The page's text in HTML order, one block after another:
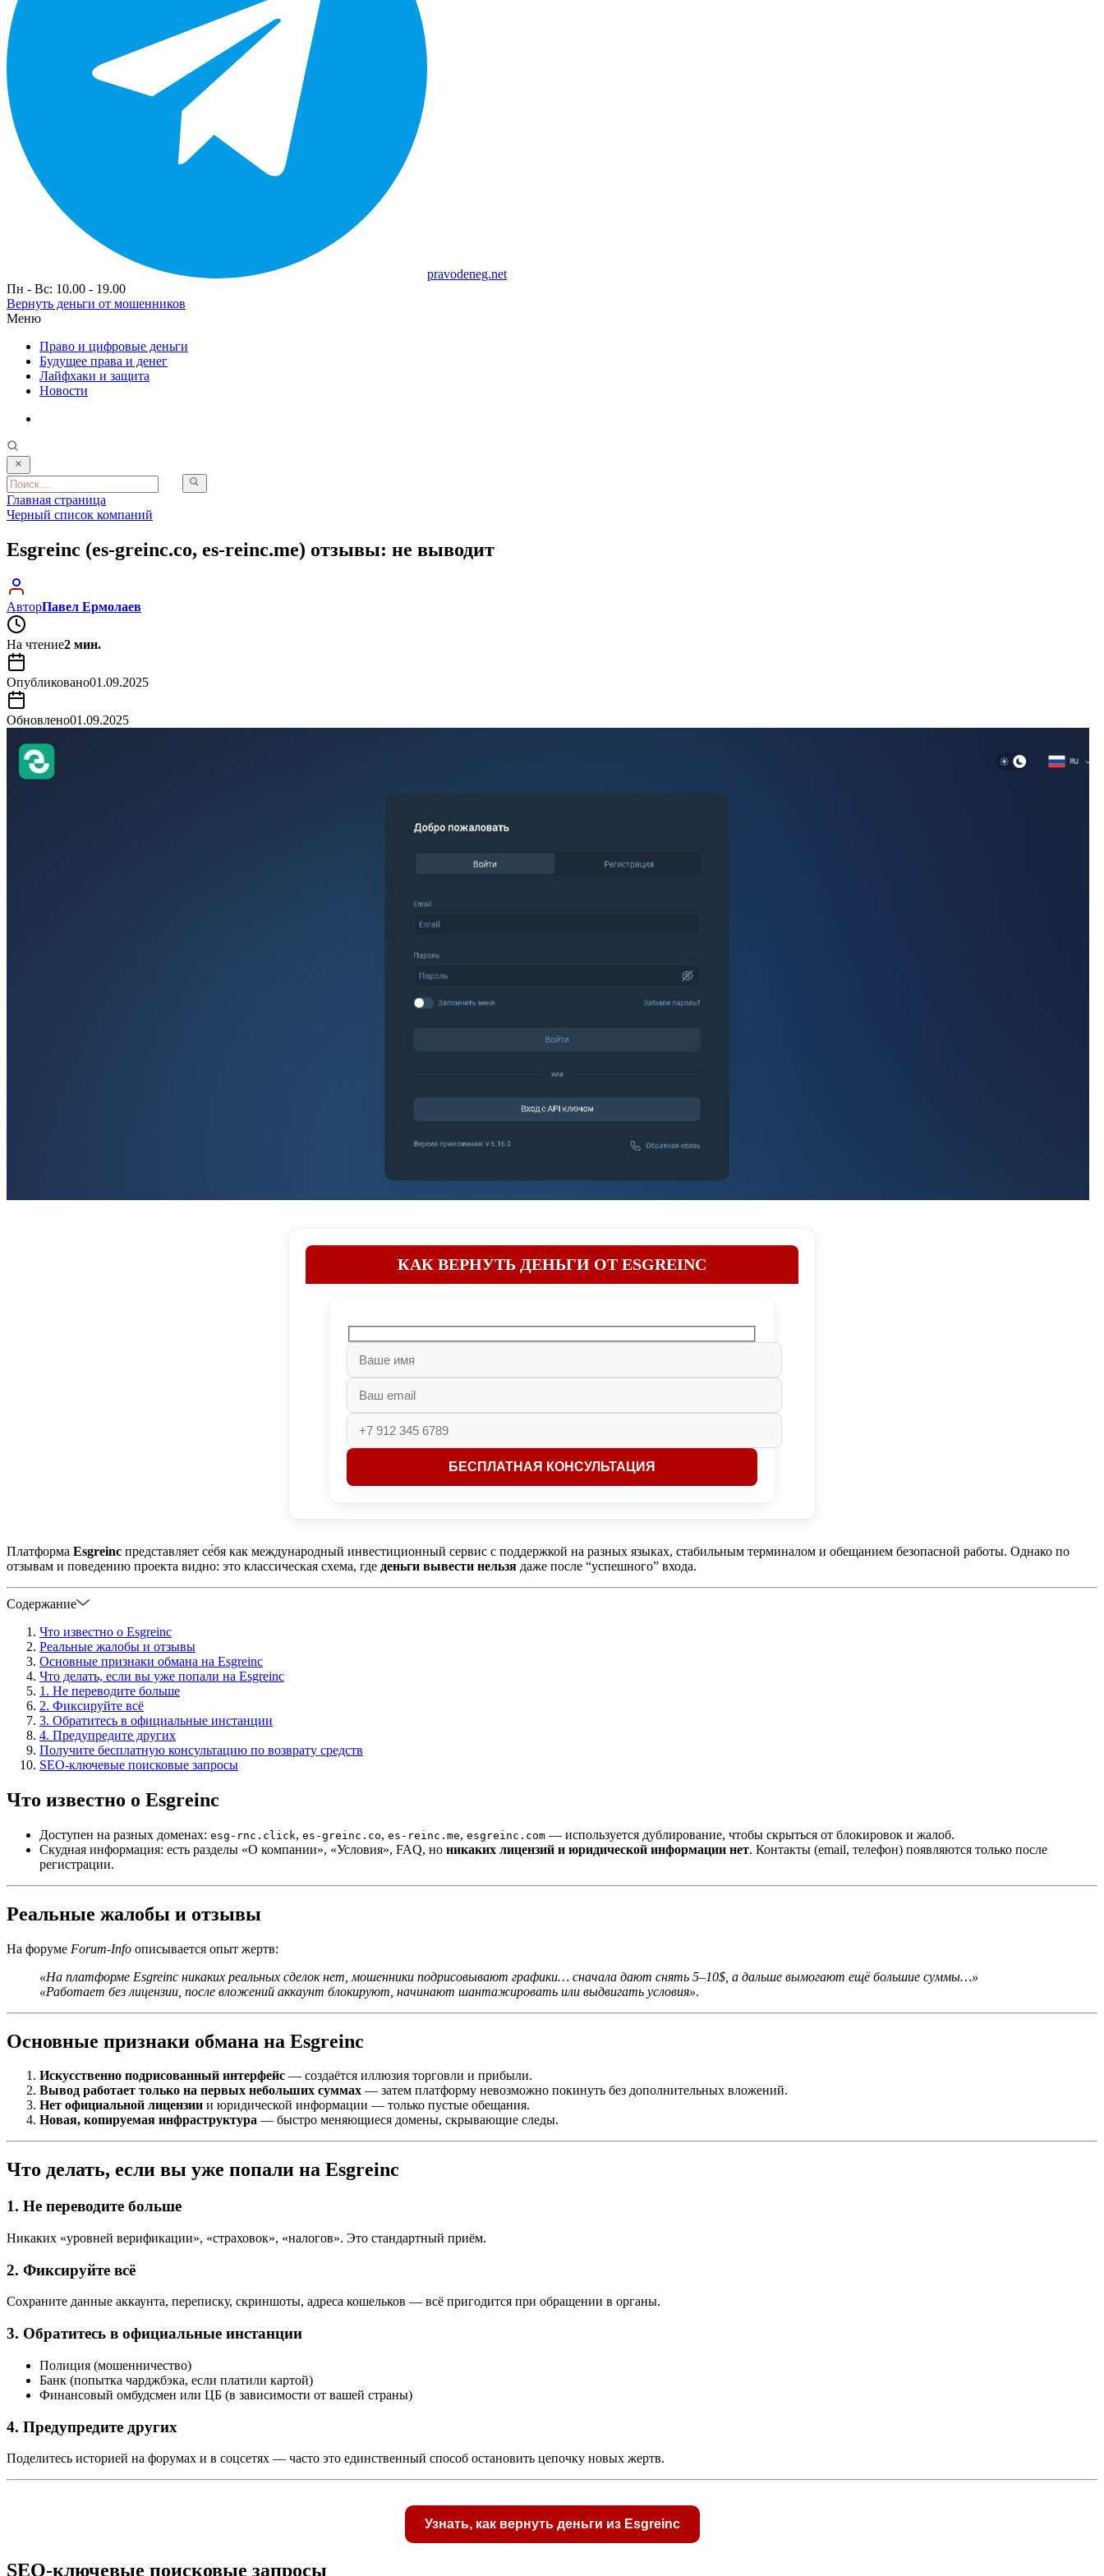
pravodeneg.net
Пн - Вс: 10.00 - 19.00
Вернуть деньги от мошенников
Меню
Право и цифровые деньги
Будущее права и денег
Лайфхаки и защита
Новости
Главная страница
Черный список компаний
Esgreinc (es‑greinc.co, es‑reinc.me) отзывы: не выводит
АвторПавел Ермолаев
На чтение2 мин.
Опубликовано01.09.2025
Обновлено01.09.2025
КАК ВЕРНУТЬ ДЕНЬГИ ОТ ESGREINC
Платформа Esgreinc представляет се́бя как международный инвестиционный сервис с поддержкой на разных языках, стабильным терминалом и обещанием безопасной работы. Однако по
отзывам и поведению проекта видно: это классическая схема, где деньги вывести нельзя даже после “успешного” входа.
Содержание
Что известно о Esgreinc
Реальные жалобы и отзывы
Основные признаки обмана на Esgreinc
Что делать, если вы уже попали на Esgreinc
1. Не переводите больше
2. Фиксируйте всё
3. Обратитесь в официальные инстанции
4. Предупредите других
Получите бесплатную консультацию по возврату средств
SEO-ключевые поисковые запросы
Что известно о Esgreinc
Доступен на разных доменах: esg‑rnc.click, es‑greinc.co, es‑reinc.me, esgreinc.com — используется дублирование, чтобы скрыться от блокировок и жалоб.
Скудная информация: есть разделы «О компании», «Условия», FAQ, но никаких лицензий и юридической информации нет. Контакты (email, телефон) появляются только после
регистрации.
Реальные жалобы и отзывы
На форуме Forum‑Info описывается опыт жертв:
«На платформе Esgreinc никаких реальных сделок нет, мошенники подрисовывают графики… сначала дают снять 5–10$, а дальше вымогают ещё большие суммы…»
«Работает без лицензии, после вложений аккаунт блокируют, начинают шантажировать или выдвигать условия».
Основные признаки обмана на Esgreinc
Искусственно подрисованный интерфейс — создаётся иллюзия торговли и прибыли.
Вывод работает только на первых небольших суммах — затем платформу невозможно покинуть без дополнительных вложений.
Нет официальной лицензии и юридической информации — только пустые обещания.
Новая, копируемая инфраструктура — быстро меняющиеся домены, скрывающие следы.
Что делать, если вы уже попали на Esgreinc
1. Не переводите больше
Никаких «уровней верификации», «страховок», «налогов». Это стандартный приём.
2. Фиксируйте всё
Сохраните данные аккаунта, переписку, скриншоты, адреса кошельков — всё пригодится при обращении в органы.
3. Обратитесь в официальные инстанции
Полиция (мошенничество)
Банк (попытка чарджбэка, если платили картой)
Финансовый омбудсмен или ЦБ (в зависимости от вашей страны)
4. Предупредите других
Поделитесь историей на форумах и в соцсетях — часто это единственный способ остановить цепочку новых жертв.
Узнать, как вернуть деньги из Esgreinc
SEO-ключевые поисковые запросы